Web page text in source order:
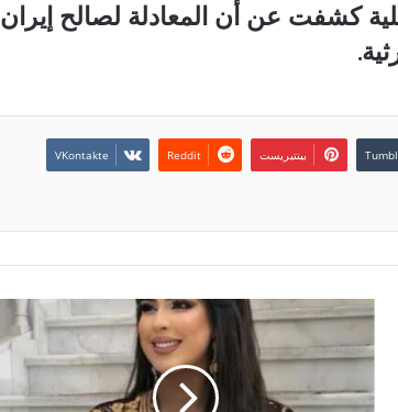
كشفت عن أن المعادلة لصالح إيران
بينتيريست